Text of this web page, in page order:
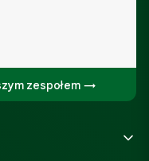
zespołem →